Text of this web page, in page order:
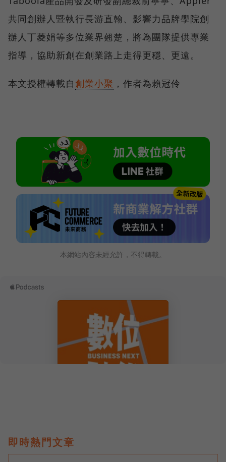
共同創辦人暨執行長游直翰、影響力品牌學院創
辦人丁菱娟等多位業界翹楚，將為團隊提供專業
指導，協助新創在創業路上走得更穩、更遠。
本文授權轉載自創業小聚 ，作者為賴冠伶
本網站內容未經允許，不得轉載。
即時熱門文章